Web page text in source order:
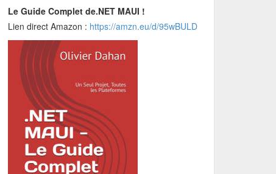
Le Guide Complet de.NET MAUI !
Lien direct Amazon : https://amzn.eu/d/95wBULD